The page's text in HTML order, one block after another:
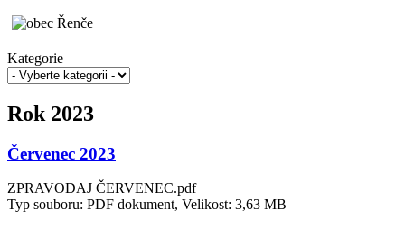
Kategorie
Rok 2023
Červenec 2023
ZPRAVODAJ ČERVENEC.pdf
Typ souboru: PDF dokument, Velikost: 3,63 MB